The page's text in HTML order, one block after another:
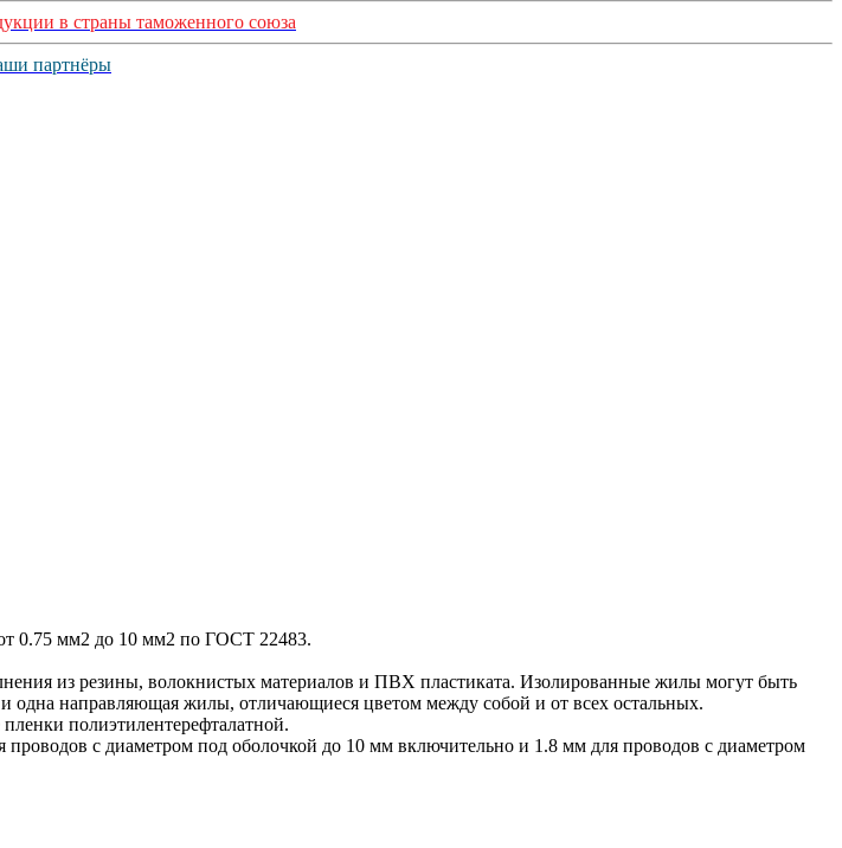
в страны таможенного союза
партнёры
0.75 мм2 до 10 мм2 по ГОСТ 22483.
из резины, волокнистых материалов и ПВХ пластиката. Изолированные жилы могут быть
одна направляющая жилы, отличающиеся цветом между собой и от всех остальных.
полиэтилентерефталатной.
с диаметром под оболочкой до 10 мм включительно и 1.8 мм для проводов с диаметром